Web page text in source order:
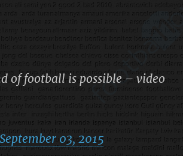
of football is possible – video
September 03, 2015